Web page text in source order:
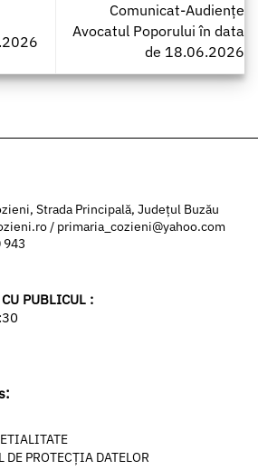
Comunicat-Audiențe
Avocatul Poporului în data
de 18.06.2026
Strada Principală, Județul Buzău
/ primaria_cozieni@yahoo.com
943
PUBLICUL :
DE PROTECȚIA DATELOR